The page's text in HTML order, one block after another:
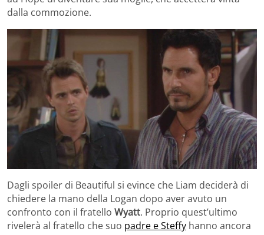
dalla commozione.
Dagli spoiler di Beautiful si evince che Liam deciderà di
chiedere la mano della Logan dopo aver avuto un
confronto con il fratello Wyatt. Proprio quest’ultimo
rivelerà al fratello che suo padre e Steffy hanno ancora